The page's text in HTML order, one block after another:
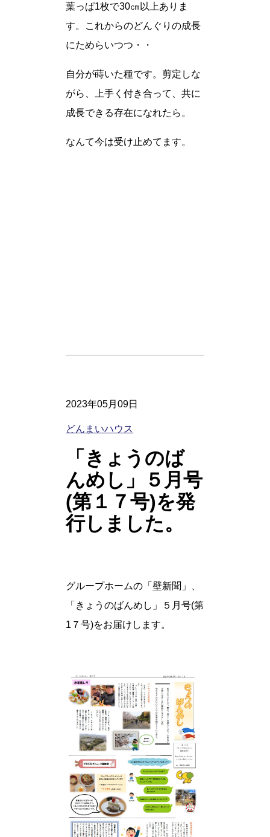
葉っぱ1枚で30㎝以上ありま
す。これからのどんぐりの成長
にためらいつつ・・
自分が蒔いた種です。剪定しな
がら、上手く付き合って、共に
成長できる存在になれたら。
なんて今は受け止めてます。
2023年05月09日
どんまいハウス
「きょうのば
んめし」５月号
(第１７号)を発
行しました。
グループホームの「壁新聞」、
「きょうのばんめし」５月号(第
1７号)をお届けします。